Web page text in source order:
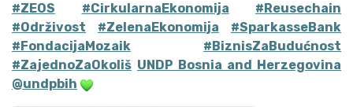
#ZEOS #CirkularnaEkonomija
#Reusechain
#Održivost
#ZelenaEkonomija
#SparkasseBank
#FondacijaMozaik
#BiznisZaBudućnost
#ZajednoZaOkoliš UNDP Bosnia and Herzegovina
@undpbih